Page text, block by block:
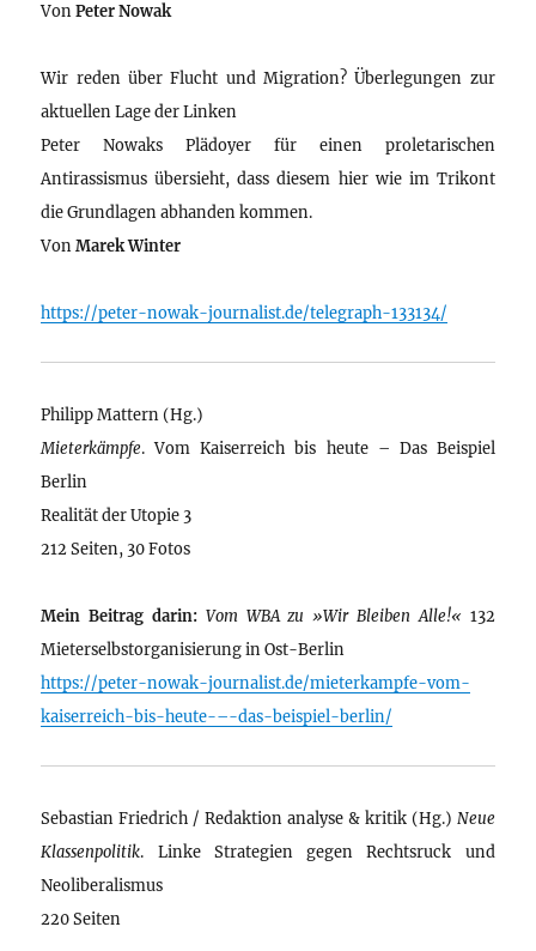
VonPeter Nowak
Wir reden über Flucht und Migration? Überlegungen zur
aktuellen Lage der Linken
Peter Nowaks Plädoyer für einen proletarischen
Antirassismus übersieht, dass diesem hier wie im Trikont
die Grundlagen abhanden kommen.
VonMarek Winter
https://peter-nowak-journalist.de/telegraph-133134/
Philipp Mattern (Hg.)
Mieterkämpfe. Vom Kaiserreich bis heute – Das Beispiel
Berlin
Realität der Utopie 3
212 Seiten, 30 Fotos
Mein Beitrag darin: Vom WBA zu »Wir Bleiben Alle!« 132
Mieterselbstorganisierung in Ost-Berlin
https://peter-nowak-journalist.de/mieterkampfe-vom-
kaiserreich-bis-heute-–-das-beispiel-berlin/
Sebastian Friedrich / Redaktion analyse & kritik (Hg.) Neue
Klassenpolitik. Linke Strategien gegen Rechtsruck und
Neoliberalismus
220 Seiten